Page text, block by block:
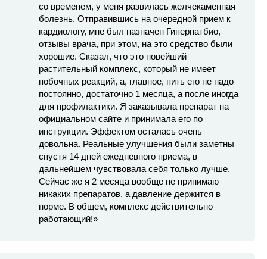
со временем, у меня развилась желчекаменная
болезнь. Отправившись на очередной прием к
кардиологу, мне был назначен Гипернатбио,
отзывы врача, при этом, на это средство были
хорошие. Сказал, что это новейший
растительный комплекс, который не имеет
побочных реакций, а, главное, пить его не надо
постоянно, достаточно 1 месяца, а после иногда
для профилактики. Я заказывала препарат на
официальном сайте и принимала его по
инструкции. Эффектом осталась очень
довольна. Реальные улучшения были заметны
спустя 14 дней ежедневного приема, в
дальнейшем чувствовала себя только лучше.
Сейчас же я 2 месяца вообще не принимаю
никаких препаратов, а давление держится в
норме. В общем, комплекс действительно
работающий!»